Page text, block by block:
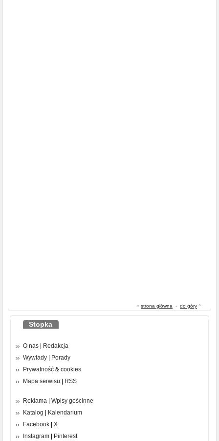
« strona główna - do góry ^
Stopka
O nas | Redakcja
Wywiady | Porady
Prywatność & cookies
Mapa serwisu | RSS
Reklama | Wpisy gościnne
Katalog | Kalendarium
Facebook | X
Instagram | Pinterest